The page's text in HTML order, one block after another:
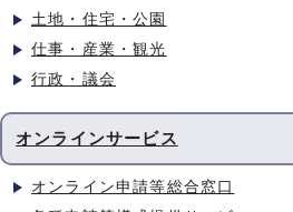
土地・住宅・公園
仕事・産業・観光
行政・議会
オンラインサービス
オンライン申請等総合窓口